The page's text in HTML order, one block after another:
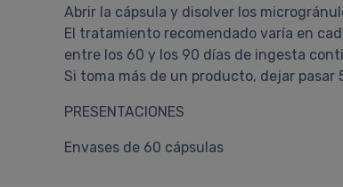
Abrir la cápsula y disolver los
El tratamiento recomendado varía en
entre los 60 y los 90 días de ingesta
Si toma más de un producto, dejar pasar
PRESENTACIONES
Envases de 60 cápsulas